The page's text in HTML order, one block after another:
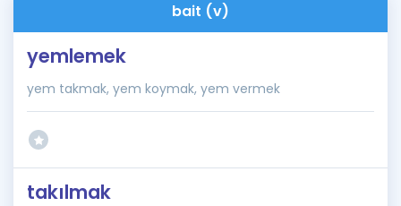
Blog
İngilizce Gramer
bait (v)
yemlemek
yem takmak, yem koymak, yem vermek
takılmak